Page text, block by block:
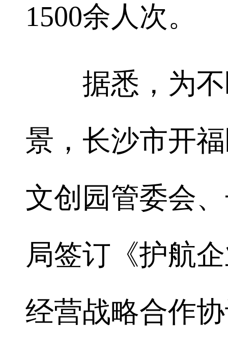
1500余人次。
据悉，为不
景，长沙市开
文创园管委会
局签订《护航
经营战略合作